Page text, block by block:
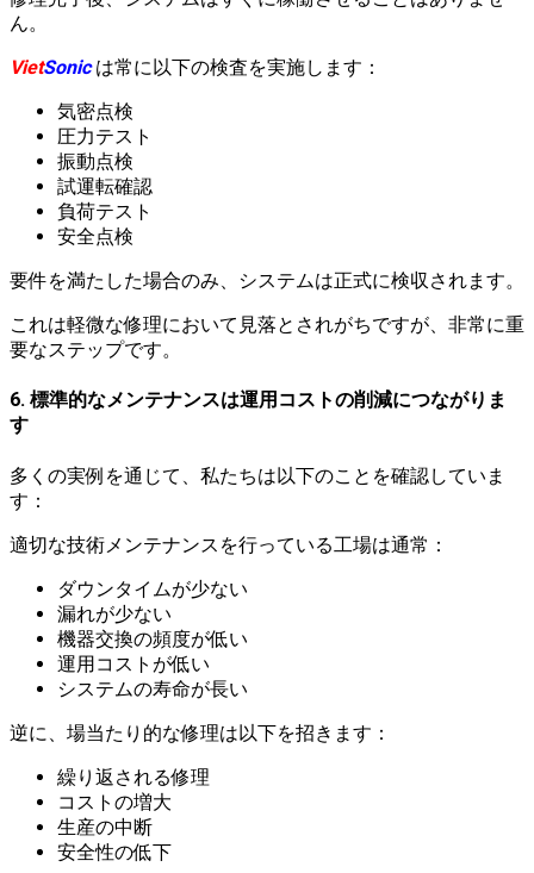
ん。
VietSonicは常に以下の検査を実施します：
気密点検
圧力テスト
振動点検
試運転確認
負荷テスト
安全点検
要件を満たした場合のみ、システムは正式に検収されます。
これは軽微な修理において見落とされがちですが、非常に重
要なステップです。
6. 標準的なメンテナンスは運用コストの削減につながりま
す
多くの実例を通じて、私たちは以下のことを確認していま
す：
適切な技術メンテナンスを行っている工場は通常：
ダウンタイムが少ない
漏れが少ない
機器交換の頻度が低い
運用コストが低い
システムの寿命が長い
逆に、場当たり的な修理は以下を招きます：
繰り返される修理
コストの増大
生産の中断
安全性の低下